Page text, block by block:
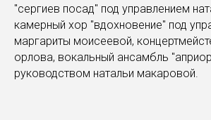
"сергиев посад" под управлением
камерный хор "вдохновение" под
маргариты моисеевой,
орлова, вокальный ансамбль
руководством натальи макаровой.